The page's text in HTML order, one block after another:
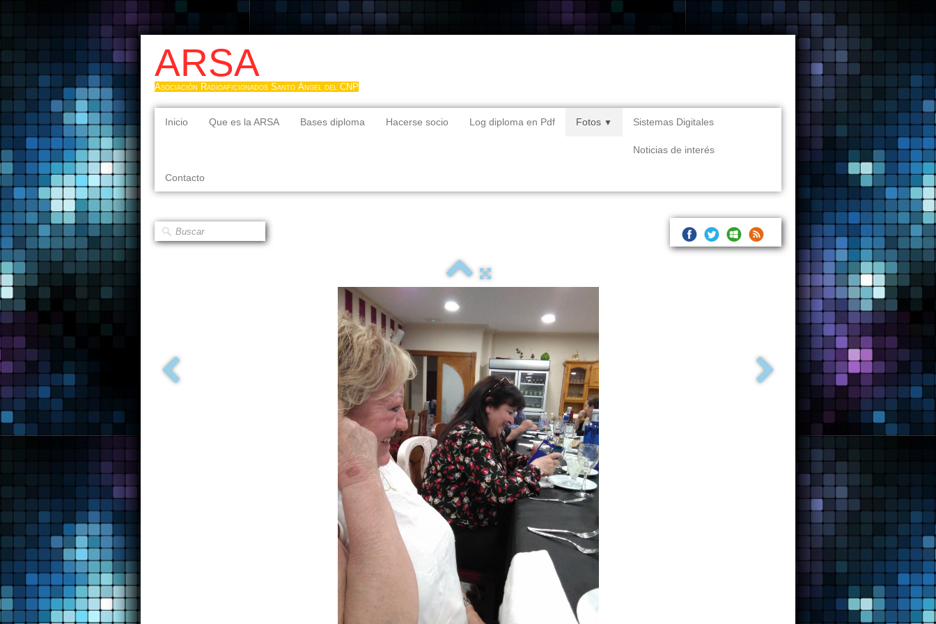
ARSA
Asociación Radioaficionados Santo Ángel del CNP
Inicio Que es la ARSA Bases diploma Hacerse socio Log diploma en Pdf Fotos ▼ Sistemas Digitales
Noticias de interés
Contacto